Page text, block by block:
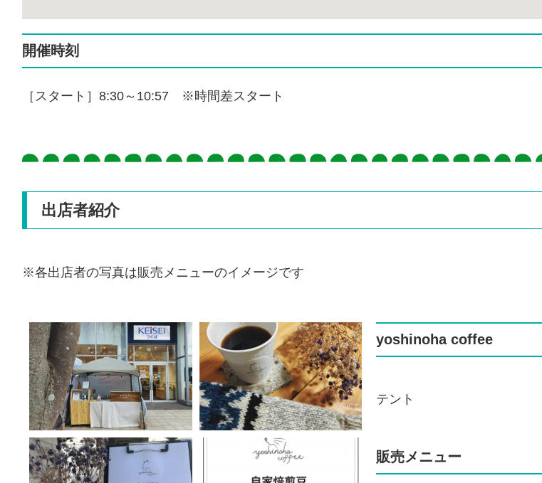
開催時刻
［スタート］8:30～10:57 ※時間差スタート
出店者紹介
※各出店者の写真は販売メニューのイメージです
yoshinoha coffee
テント
販売メニュー